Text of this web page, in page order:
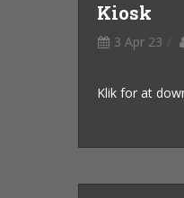
Kiosk
3 Apr 23
Klik for at